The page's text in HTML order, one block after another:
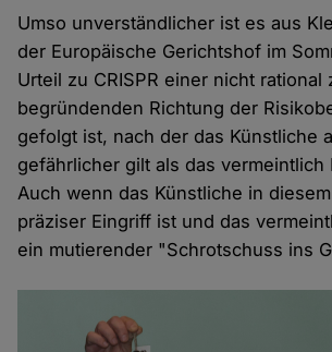
Umso unverständlicher ist es aus
der Europäische Gerichtshof im
Urteil zu CRISPR einer nicht rational
begründenden Richtung der
gefolgt ist, nach der das Künstliche
gefährlicher gilt als das vermeintlich
Auch wenn das Künstliche in
präziser Eingriff ist und das
ein mutierender "Schrotschuss ins